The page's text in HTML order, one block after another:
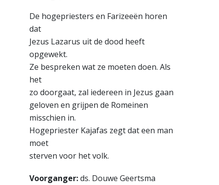
De hogepriesters en Farizeeën horen
dat
Jezus Lazarus uit de dood heeft
opgewekt.
Ze bespreken wat ze moeten doen. Als
het
zo doorgaat, zal iedereen in Jezus gaan
geloven en grijpen de Romeinen
misschien in.
Hogepriester Kajafas zegt dat een man
moet
sterven voor het volk.
Voorganger:ds. Douwe Geertsma